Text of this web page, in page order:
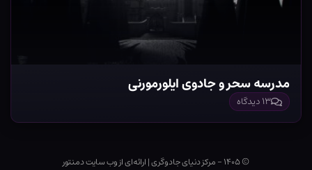
مدرسه سحر و جادوی ایلورمورنی
۱۳ دیدگاه
© ۱۴۰۵ - مرکز دنیای جادوگری |ارائه‌ای از وب ‌سایت دمنتور